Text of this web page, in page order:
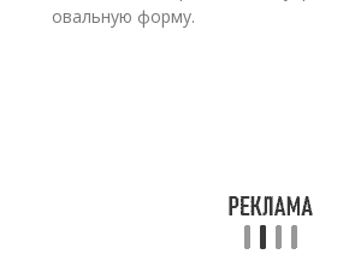
овальную форму.